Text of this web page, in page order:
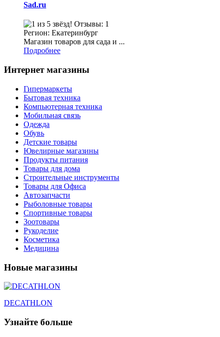
Sad.ru
Отзывы: 1
Регион: Екатеринбург
Магазин товаров для сада и ...
Подробнее
Интернет магазины
Гипермаркеты
Бытовая техника
Компьютерная техника
Мобильная связь
Одежда
Обувь
Детские товары
Ювелирные магазины
Продукты питания
Товары для дома
Строительные инструменты
Товары для Офиса
Автозапчасти
Рыболовные товары
Спортивные товары
Зоотовары
Рукоделие
Косметика
Медицина
Новые магазины
DECATHLON
Узнайте больше